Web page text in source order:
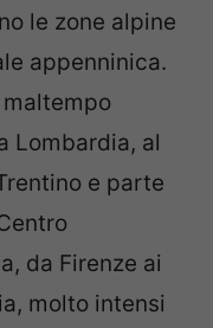
le zone alpine
appenninica.
Lombardia, al
e parte
da Firenze ai
molto intensi